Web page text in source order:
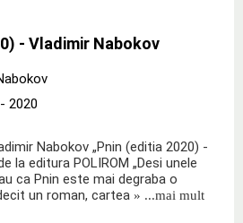
- Vladimir Nabokov
- 2020
Nabokov „Pnin (editia 2020) -
la editura POLIROM „Desi unele
ca Pnin este mai degraba o
un roman, cartea » ...mai mult